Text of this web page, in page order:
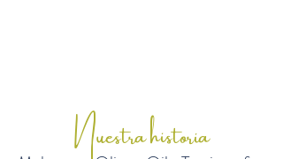
Nuestra historia